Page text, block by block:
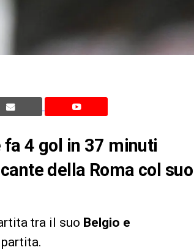
fa 4 gol in 37 minuti
della Roma col suo
tra il suo Belgio e